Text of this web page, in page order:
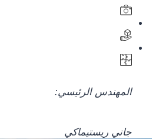
المهندس الرئيسي:
جاني ريستيماكي